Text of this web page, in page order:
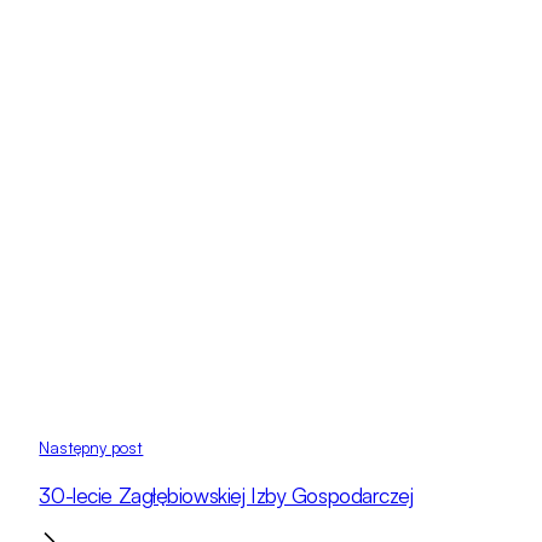
Następny post
30-lecie Zagłębiowskiej Izby Gospodarczej